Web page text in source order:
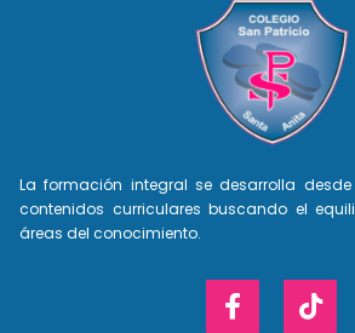
La formación integral se desarrolla
contenidos curriculares buscando el
áreas del conocimiento.